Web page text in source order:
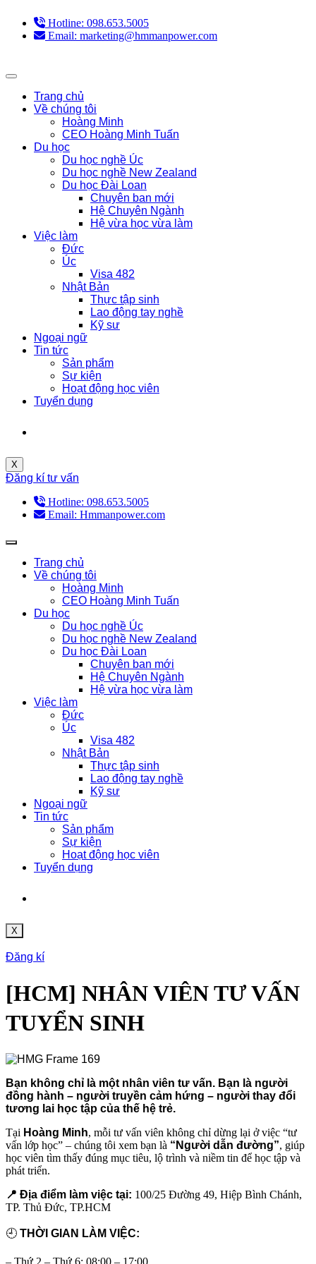
Hotline: 098.653.5005
Email: marketing@hmmanpower.com
Trang chủ
Về chúng tôi
Hoàng Minh
CEO Hoàng Minh Tuấn
Du học
Du học nghề Úc
Du học nghề New Zealand
Du học Đài Loan
Chuyên ban mới
Hệ Chuyên Ngành
Hệ vừa học vừa làm
Việc làm
Đức
Úc
Visa 482
Nhật Bản
Thực tập sinh
Lao động tay nghề
Kỹ sư
Ngoại ngữ
Tin tức
Sản phẩm
Sự kiện
Hoạt động học viên
Tuyển dụng
X
Đăng kí tư vấn
Hotline: 098.653.5005
Email: Hmmanpower.com
Trang chủ
Về chúng tôi
Hoàng Minh
CEO Hoàng Minh Tuấn
Du học
Du học nghề Úc
Du học nghề New Zealand
Du học Đài Loan
Chuyên ban mới
Hệ Chuyên Ngành
Hệ vừa học vừa làm
Việc làm
Đức
Úc
Visa 482
Nhật Bản
Thực tập sinh
Lao động tay nghề
Kỹ sư
Ngoại ngữ
Tin tức
Sản phẩm
Sự kiện
Hoạt động học viên
Tuyển dụng
X
Đăng kí
[HCM] NHÂN VIÊN TƯ VẤN
TUYỂN SINH
Bạn không chỉ là một nhân viên tư vấn. Bạn là người
đồng hành – người truyền cảm hứng – người thay đổi
tương lai học tập của thế hệ trẻ.
Tại Hoàng Minh, mỗi tư vấn viên không chỉ dừng lại ở việc “tư
vấn lớp học” – chúng tôi xem bạn là “Người dẫn đường”, giúp
học viên tìm thấy đúng mục tiêu, lộ trình và niềm tin để học tập và
phát triển.
📍 Địa điểm làm việc tại: 100/25 Đường 49, Hiệp Bình Chánh,
TP. Thủ Đức, TP.HCM
🕘 THỜI GIAN LÀM VIỆC:
– Thứ 2 – Thứ 6: 08:00 – 17:00